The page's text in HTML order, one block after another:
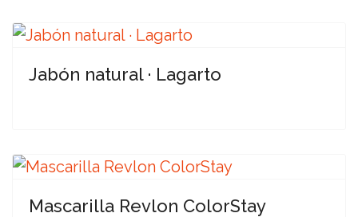
Jabón natural · Lagarto
Mascarilla Revlon ColorStay